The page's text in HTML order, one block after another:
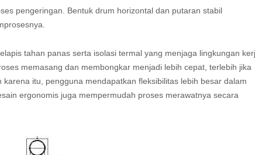
pengeringan. Bentuk drum horizontal dan putaran stabil
tahan panas serta isolasi termal yang menjaga lingkungan
memasang dan membongkar menjadi lebih cepat, terlebih jika
itu, pengguna mendapatkan fleksibilitas lebih besar dalam
ergonomis juga mempermudah proses merawatnya secara